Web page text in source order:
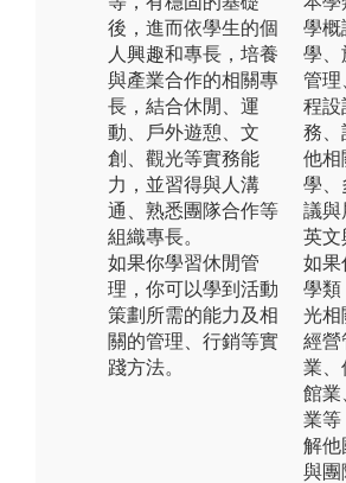
後，進而依學生的個
人興趣和專長，培養
與產業合作的相關專
長，結合休閒、運
動、戶外遊憩、文
創、觀光等實務能
力，並習得與人溝
通、熟悉團隊合作等
組織專長。
如果你學習休閒管
理，你可以學到活動
策劃所需的能力及相
關的管理、行銷等實
踐方法。
學概
學、
管理
程設
務、
他相
學、
議與
英文
如果
學類
光相
經營
業、
館業
業等
解他
與團